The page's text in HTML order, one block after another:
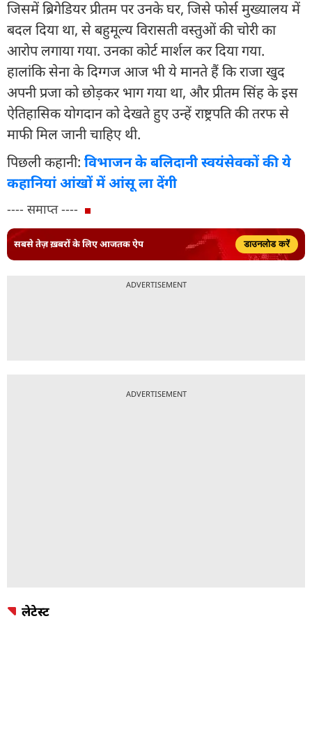
जिसमें ब्रिगेडियर प्रीतम पर उनके घर, जिसे फोर्स मुख्यालय में
बदल दिया था, से बहुमूल्य विरासती वस्तुओं की चोरी का
आरोप लगाया गया. उनका कोर्ट मार्शल कर दिया गया.
हालांकि सेना के दिग्गज आज भी ये मानते हैं कि राजा खुद
अपनी प्रजा को छोड़कर भाग गया था, और प्रीतम सिंह के इस
ऐतिहासिक योगदान को देखते हुए उन्हें राष्ट्रपति की तरफ से
माफी मिल जानी चाहिए थी.
पिछली कहानी: विभाजन के बलिदानी स्वयंसेवकों की ये
कहानियां आंखों में आंसू ला देंगी
---- समाप्त ----
सबसे तेज़ ख़बरों के लिए आजतक ऐप डाउनलोड करें
ADVERTISEMENT
ADVERTISEMENT
लेटेस्ट